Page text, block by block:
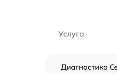
Услуга
Диагностика